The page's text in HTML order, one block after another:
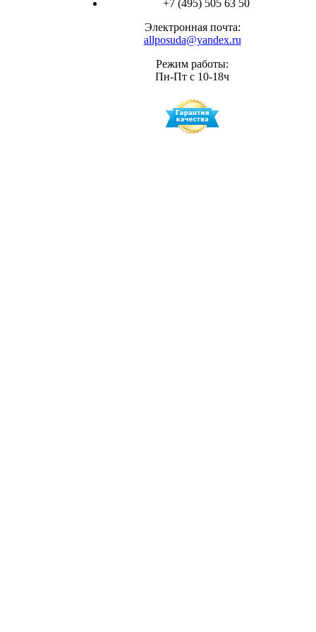
+7 (495) 505 63 50
Электронная почта:
allposuda@yandex.ru
Режим работы:
Пн-Пт с 10-18ч